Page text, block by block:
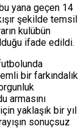
yana geçen 14
şekilde temsil
kulübün
ifade edildi.
bir farkındalık
armasını
yaklaşık bir yıl
sonuçsuz